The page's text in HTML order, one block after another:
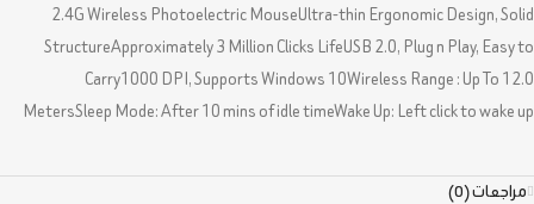
2.4G Wireless Photoelectric MouseUltra-thin Ergonomic Design, Solid
StructureApproximately 3 Million Clicks LifeUSB 2.0, Plug n Play, Easy to
Carry1000 DPI, Supports Windows 10Wireless Range : Up To 12.0
MetersSleep Mode: After 10 mins of idle timeWake Up: Left click to wake up
مراجعات (0)